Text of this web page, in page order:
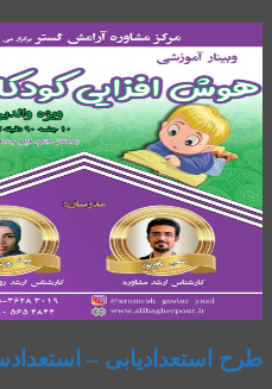
طرح استعدادیابی –